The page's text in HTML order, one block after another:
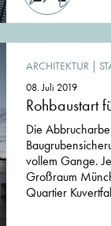
ARCHITEKTUR |
08. Juli 2019
Rohbaustart
Die
vollem Gange.
Großraum
Quartier